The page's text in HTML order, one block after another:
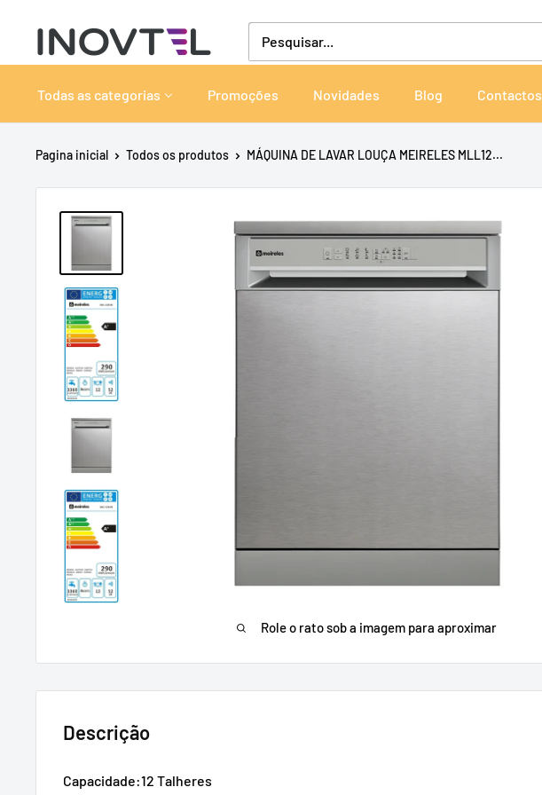
o
conteúdo
Inovtel
Todas as categorias Promoções Novidades Blog Contactos
Pagina inicial Todos os produtos MÁQUINA DE LAVAR LOUÇA MEIRELES MLL12...
Role o rato sob a imagem para aproximar
Descrição
Capacidade:12 Talheres